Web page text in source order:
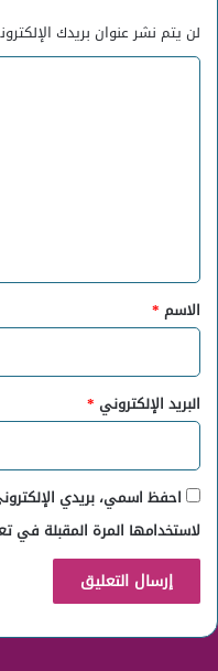
لن يتم نشر عنوان بريدك
*
الاسم *
البريد الإلكتروني *
احفظ اسمي، بريدي
لاستخدامها المرة المقبلة في